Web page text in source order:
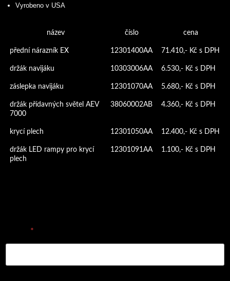
Vyrobeno v USA
název číslo cena
přední nárazník EX 12301400AA 71.410,- Kč s DPH
držák navijáku 10303006AA 6.530,- Kč s DPH
záslepka navijáku 12301070AA 5.680,- Kč s DPH
držák přídavných světel AEV
7000
38060002AB 4.360,- Kč s DPH
krycí plech 12301050AA 12.400,- Kč s DPH
držák LED rampy pro krycí
plech
12301091AA 1.100,- Kč s DPH
*